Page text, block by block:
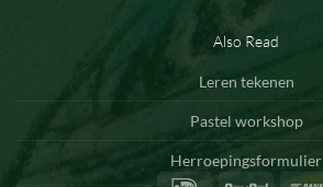
Also Read
Leren tekenen
Pastel workshop
Herroepingsformulier